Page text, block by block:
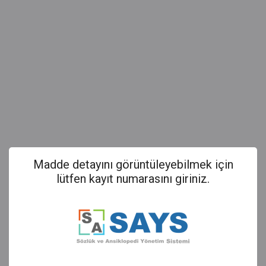
Madde detayını görüntüleyebilmek için
lütfen kayıt numarasını giriniz.